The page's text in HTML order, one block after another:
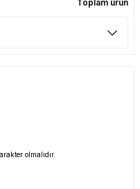
Toplam ürün
olmalıdır.